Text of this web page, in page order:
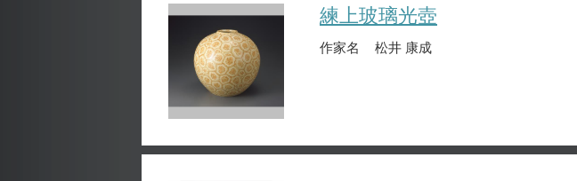
練上玻璃光壺
作家名 松井 康成